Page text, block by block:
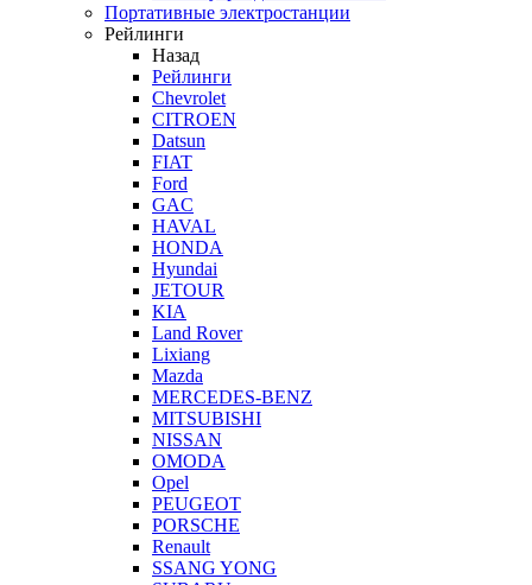
Портативные электростанции
Рейлинги
Назад
Рейлинги
Chevrolet
CITROEN
Datsun
FIAT
Ford
GAC
HAVAL
HONDA
Hyundai
JETOUR
KIA
Land Rover
Lixiang
Mazda
MERCEDES-BENZ
MITSUBISHI
NISSAN
OMODA
Opel
PEUGEOT
PORSCHE
Renault
SSANG YONG